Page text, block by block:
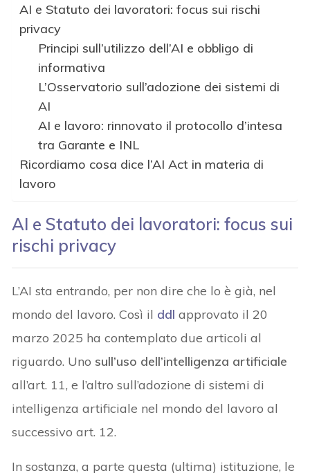
AI e Statuto dei lavoratori: focus sui rischi
privacy
Principi sull’utilizzo dell’AI e obbligo di
informativa
L’Osservatorio sull’adozione dei sistemi di
AI
AI e lavoro: rinnovato il protocollo d’intesa
tra Garante e INL
Ricordiamo cosa dice l’AI Act in materia di
lavoro
AI e Statuto dei lavoratori: focus sui
rischi privacy
L’AI sta entrando, per non dire che lo è già, nel
mondo del lavoro. Così il ddl approvato il 20
marzo 2025 ha contemplato due articoli al
riguardo. Uno sull’uso dell’intelligenza artificiale
all’art. 11, e l’altro sull’adozione di sistemi di
intelligenza artificiale nel mondo del lavoro al
successivo art. 12.
In sostanza, a parte questa (ultima) istituzione, le